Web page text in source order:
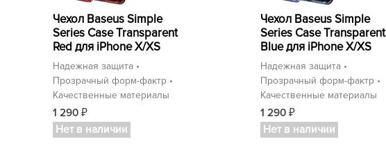
Чехол Baseus Simple
Series Case Transparent
Red для iPhone X/XS
Надежная защита •
Прозрачный форм-фактр •
Качественные материалы
1 290 ₽
Нет в наличии
Чехол Baseus Simple
Series Case Transparent
Blue для iPhone X/XS
Надежная защита •
Прозрачный форм-фактр •
Качественные материалы
1 290 ₽
Нет в наличии